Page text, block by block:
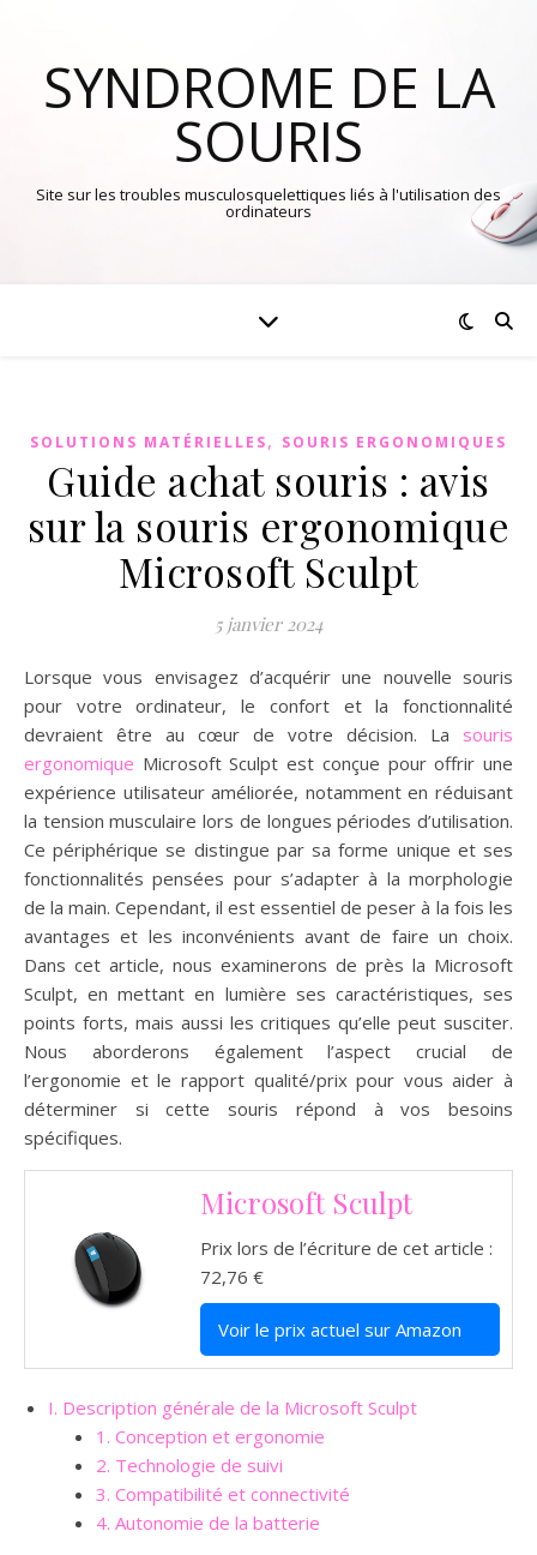
SYNDROME DE LA
SOURIS
Site sur les troubles musculosquelettiques liés à l'utilisation des
ordinateurs
SOLUTIONS MATÉRIELLES, SOURIS ERGONOMIQUES
Guide achat souris : avis
sur la souris ergonomique
Microsoft Sculpt
5 janvier 2024
Lorsque vous envisagez d’acquérir une nouvelle souris
pour votre ordinateur, le confort et la fonctionnalité
devraient être au cœur de votre décision. La souris
ergonomique Microsoft Sculpt est conçue pour offrir une
expérience utilisateur améliorée, notamment en réduisant
la tension musculaire lors de longues périodes d’utilisation.
Ce périphérique se distingue par sa forme unique et ses
fonctionnalités pensées pour s’adapter à la morphologie
de la main. Cependant, il est essentiel de peser à la fois les
avantages et les inconvénients avant de faire un choix.
Dans cet article, nous examinerons de près la Microsoft
Sculpt, en mettant en lumière ses caractéristiques, ses
points forts, mais aussi les critiques qu’elle peut susciter.
Nous aborderons également l’aspect crucial de
l’ergonomie et le rapport qualité/prix pour vous aider à
déterminer si cette souris répond à vos besoins
spécifiques.
Microsoft Sculpt
Prix lors de l’écriture de cet article :
72,76 €
Voir le prix actuel sur Amazon
I. Description générale de la Microsoft Sculpt
1. Conception et ergonomie
2. Technologie de suivi
3. Compatibilité et connectivité
4. Autonomie de la batterie